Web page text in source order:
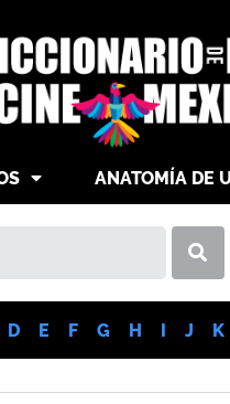
ANATOMÍA DE
D E F G H I J K